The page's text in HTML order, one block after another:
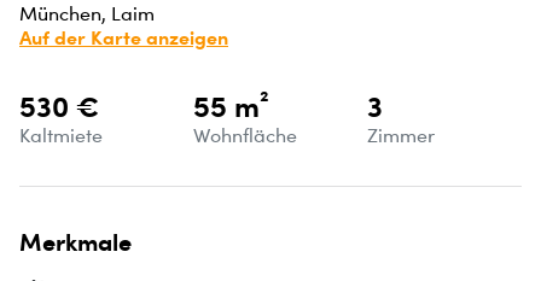
München, Laim
Auf der Karte anzeigen
530 €
Kaltmiete
55 m²
Wohnfläche
3
Zimmer
Merkmale